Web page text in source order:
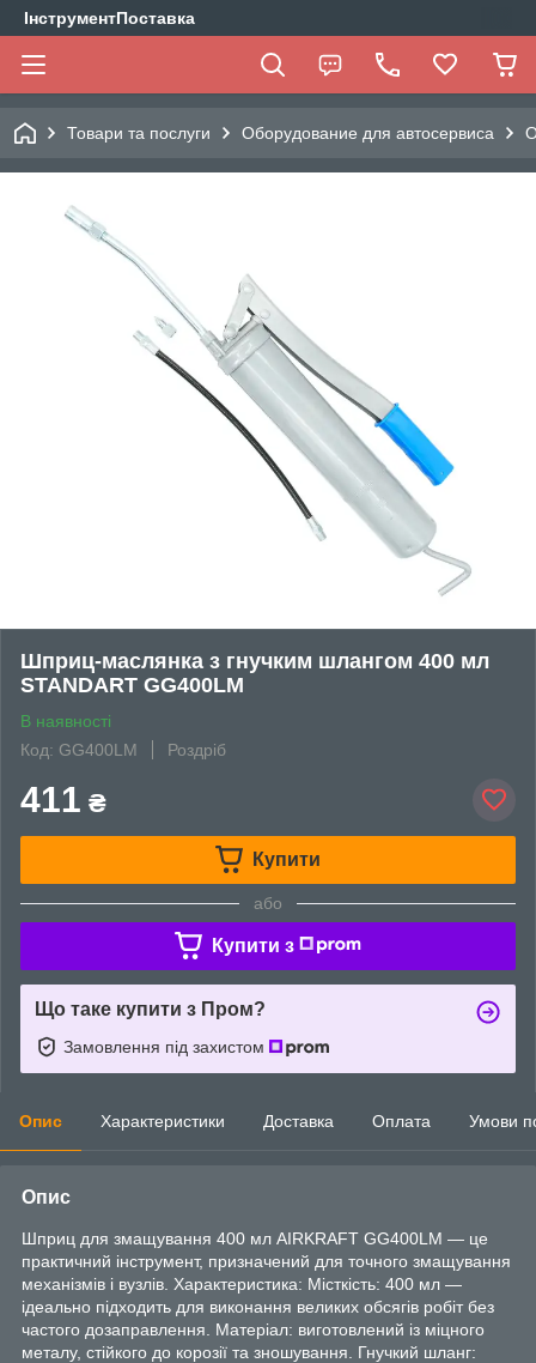
ІнструментПоставка
Товари та послуги Оборудование для автосервиса
Шприц-маслянка з гнучким шлангом 400 мл
STANDART GG400LM
В наявності
Код: GG400LM
Роздріб
411 ₴
Купити
або
Купити з
Що таке купити з Пром?
Замовлення під захистом
Опис Характеристики Доставка Оплата Умови
Опис
Шприц для змащування 400 мл AIRKRAFT GG400LM — це
практичний інструмент, призначений для точного змащування
механізмів і вузлів. Характеристика: Місткість: 400 мл —
ідеально підходить для виконання великих обсягів робіт без
частого дозаправлення. Матеріал: виготовлений із міцного
металу, стійкого до корозії та зношування. Гнучкий шланг: